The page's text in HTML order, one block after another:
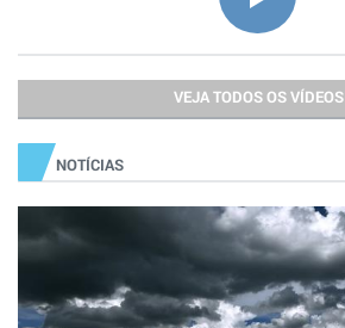
VEJA TODOS OS VÍDEOS
NOTÍCIAS